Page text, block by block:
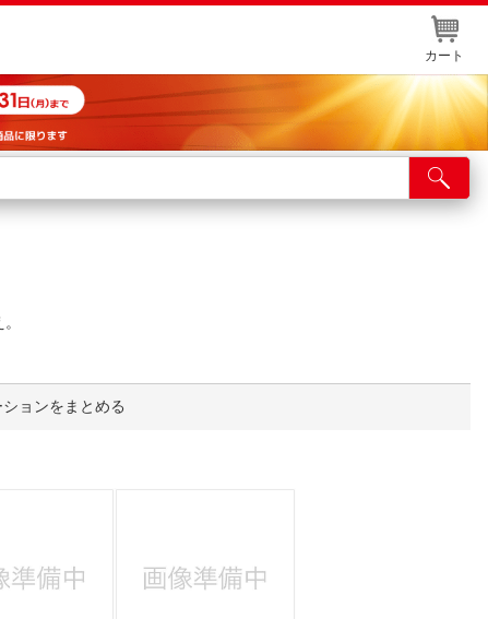
カート
情報・店舗一覧
ョンをまとめる